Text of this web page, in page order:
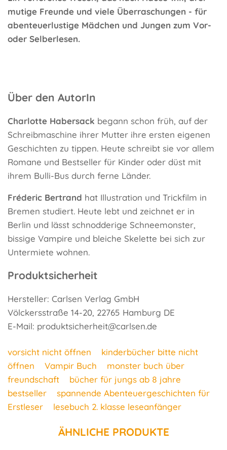
mutige Freunde und viele Überraschungen - für
abenteuerlustige Mädchen und Jungen zum Vor-
oder Selberlesen.
Über den AutorIn
Charlotte Habersack begann schon früh, auf der
Schreibmaschine ihrer Mutter ihre ersten eigenen
Geschichten zu tippen. Heute schreibt sie vor allem
Romane und Bestseller für Kinder oder düst mit
ihrem Bulli-Bus durch ferne Länder.
Fréderic Bertrand hat Illustration und Trickfilm in
Bremen studiert. Heute lebt und zeichnet er in
Berlin und lässt schnodderige Schneemonster,
bissige Vampire und bleiche Skelette bei sich zur
Untermiete wohnen.
Produktsicherheit
Hersteller: Carlsen Verlag GmbH
Völckersstraße 14-20, 22765 Hamburg DE
E-Mail: produktsicherheit@carlsen.de
vorsicht nicht öffnen
kinderbücher bitte nicht
öffnen
Vampir Buch
monster buch über
freundschaft
bücher für jungs ab 8 jahre
bestseller
spannende Abenteuergeschichten für
Erstleser
lesebuch 2. klasse leseanfänger
ÄHNLICHE PRODUKTE